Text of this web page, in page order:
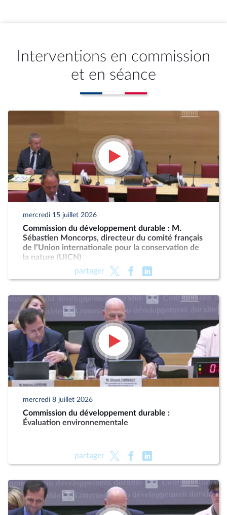
Interventions en commission
et en séance
mercredi 15 juillet 2026
Commission du développement durable : M.
Sébastien Moncorps, directeur du comité français
de l’Union internationale pour la conservation de
la nature (UICN)
partager
mercredi 8 juillet 2026
Commission du développement durable :
Évaluation environnementale
partager